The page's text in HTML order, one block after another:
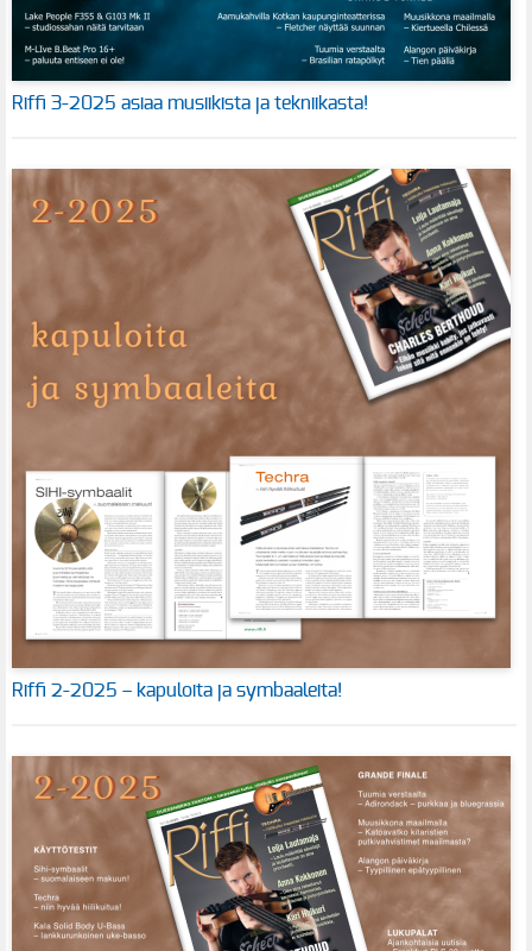
Riffi 3-2025 asiaa musiikista ja tekniikasta!
Riffi 2-2025 – kapuloita ja symbaaleita!